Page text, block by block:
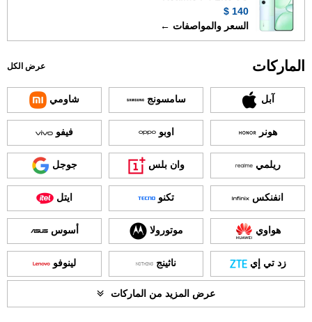
140 $
السعر والمواصفات ←
الماركات عرض الكل
آبل سامسونج شاومي
هونر اوبو فيفو
ريلمي وان بلس جوجل
انفنكس تكنو ايتل
هواوي موتورولا أسوس
زد تي إي ناثينج لينوفو
عرض المزيد من الماركات